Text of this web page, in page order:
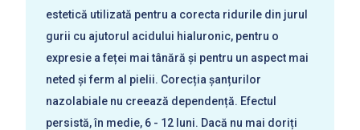
estetică utilizată pentru a corecta ridurile din jurul
gurii cu ajutorul acidului hialuronic, pentru o
expresie a feței mai tânără și pentru un aspect mai
neted și ferm al pielii. Corecția șanțurilor
nazolabiale nu creează dependență. Efectul
persistă, în medie, 6 - 12 luni. Dacă nu mai doriți